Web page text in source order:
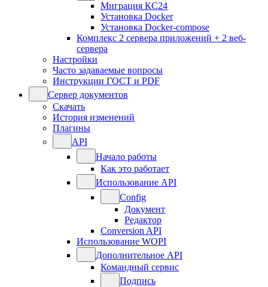
Миграция КС24
Установка Docker
Установка Docker-compose
Комплекс 2 сервера приложений + 2 веб-
сервера
Настройки
Часто задаваемые вопросы
Инструкции ГОСТ и PDF
Сервер документов
Скачать
История изменений
Плагины
API
Начало работы
Как это работает
Использование API
Config
Документ
Редактор
Conversion API
Использование WOPI
Дополнительное API
Командный сервис
Подпись